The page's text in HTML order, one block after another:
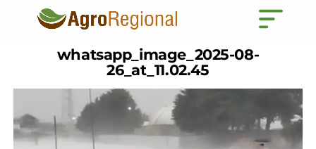
whatsapp_image_2025-08-
26_at_11.02.45